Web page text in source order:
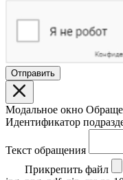
Отправить
Модальное окно
Идентификатор
Текст обращения
Прикрепить файл